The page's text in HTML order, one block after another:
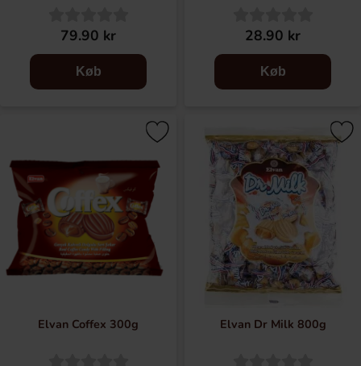
79.90 kr
Køb
28.90 kr
Køb
Elvan Coffex 300g Elvan Dr Milk 800g